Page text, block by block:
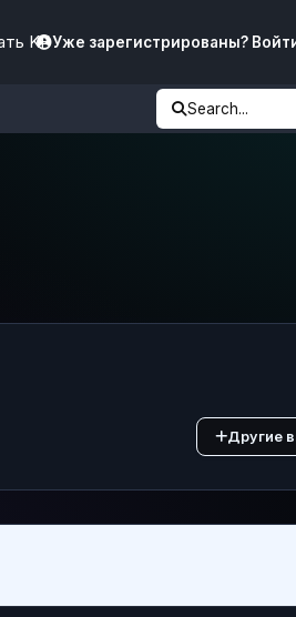
KFУже зарегистрированы?
Search...
Другие